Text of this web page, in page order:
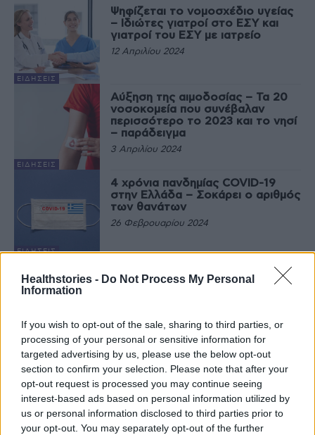
Healthstories - Do Not Process My Personal
Information
If you wish to opt-out of the sale, sharing to third parties, or
processing of your personal or sensitive information for
targeted advertising by us, please use the below opt-out
section to confirm your selection. Please note that after your
opt-out request is processed you may continue seeing
interest-based ads based on personal information utilized by
us or personal information disclosed to third parties prior to
your opt-out. You may separately opt-out of the further
ΕΙΔΉΣΕΙΣ
Ψηφίζεται το νομοσχέδιο υγείας
– Ιδιώτες γιατροί στο ΕΣΥ και
γιατροί του ΕΣΥ με ιατρείο
12 Απριλίου 2024
ΕΙΔΉΣΕΙΣ
Αύξηση της αιμοδοσίας – Τα 20
νοσοκομεία που συνέβαλαν
περισσότερο το 2023 και το νησί
– παράδειγμα
3 Απριλίου 2024
ΕΙΔΉΣΕΙΣ
4 χρόνια πανδημίας COVID-19
στην Ελλάδα – Σοκάρει ο αριθμός
των θανάτων
26 Φεβρουαρίου 2024
ΕΙΔΉΣΕΙΣ
Άλλα 10 ασθενοφόρα παρέλαβε
το ΕΚΑΒ από τις δωρεές πολιτών
19 Ιανουαρίου 2024
Η Αναστασία Κοτανίδου στο νέο
σποτ για τον εμβολιασμό κατά
της COVID 19 – Η απάντηση
Γεωργιάδη στην Αθηνά Λινού
19 Ιανουαρίου 2024